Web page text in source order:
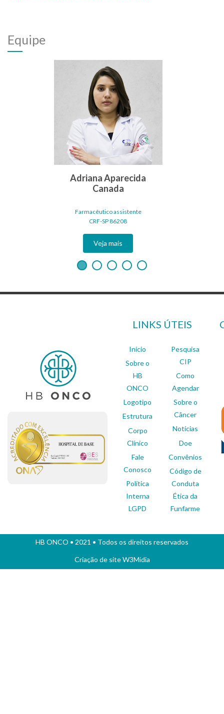
Equipe
Adriana Aparecida
Canada
Farmacêutico assistente
CRF-SP 86208
Veja mais
LINKS ÚTEIS
Início
Sobre o
HB
ONCO
Logotipo
Estrutura
Corpo
Clínico
Fale
Conosco
Política
Interna
LGPD
Pesquisa
CIP
Como
Agendar
Sobre o
Câncer
Notícias
Doe
Convênios
Código de
Conduta
Ética da
Funfarme
HB ONCO • 2021 • Todos os direitos reservados
Criação de siteW3Mídia